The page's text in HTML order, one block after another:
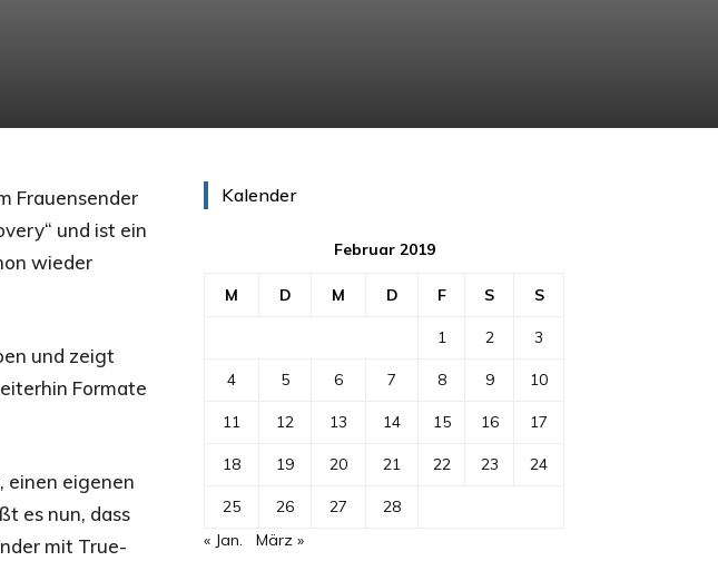
Frauensender
und ist ein
wieder
und zeigt
Formate
einen eigenen
es nun, dass
mit True-
Kalender
Februar 2019
M D M D F S S
1 2 3
4 5 6 7 8 9 10
11 12 13 14 15 16 17
18 19 20 21 22 23 24
25 26 27
28
« Jan.
März »